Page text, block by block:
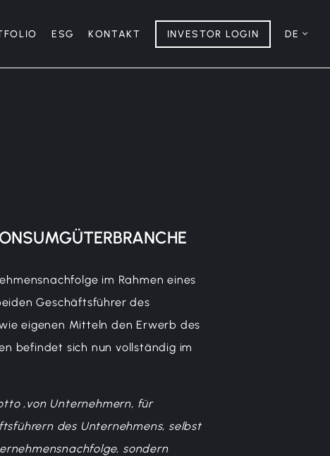
ESG KONTAKT INVESTOR LOGIN DE
BRANCHE
im Rahmen eines
Geschäftsführer des
eigenen Mitteln den Erwerb des
befindet sich nun vollständig im
‚von Unternehmern, für
des Unternehmens, selbst
sondern